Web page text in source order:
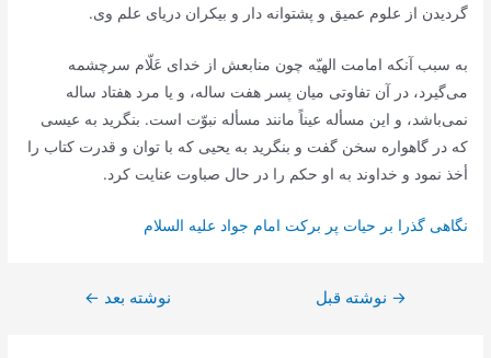
گرديدن از علوم عميق و پشتوانه دار و بيكران درياى علم وى.
به سبب آنكه امامت الهيّه چون منابعش از خداى عَلّام سرچشمه
مى‌گيرد، در آن تفاوتى ميان پسر هفت ساله، و يا مرد هفتاد ساله
نمى‌باشد، و اين مسأله عيناً مانند مسأله نبوّت است. بنگريد به عيسى
كه در گاهواره سخن گفت و بنگريد به يحيى كه با توان و قدرت كتاب را
أخذ نمود و خداوند به او حكم را در حال صباوت عنايت كرد.
نگاهی گذرا بر حیات پر برکت امام جواد علیه السلام
راهبری
→ نوشته قبل نوشته بعد ←